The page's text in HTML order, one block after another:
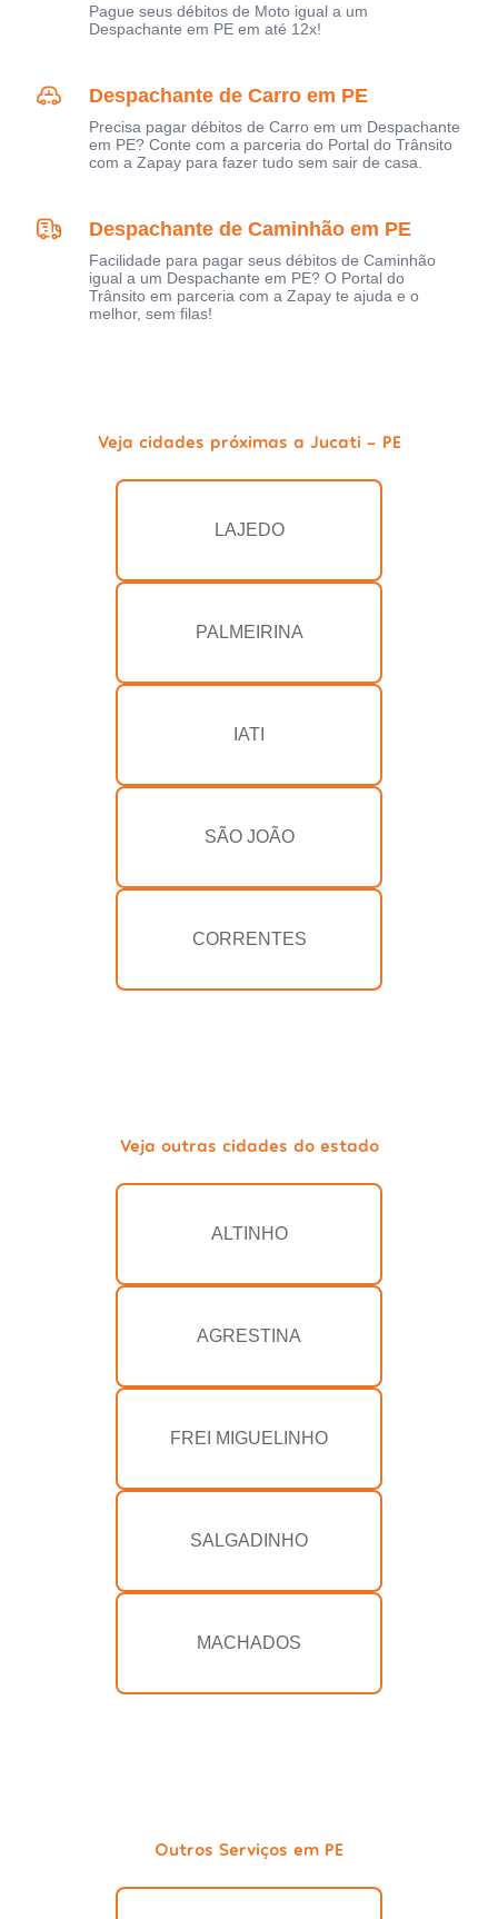
Pague seus débitos de Moto igual a um
Despachante em PE em até 12x!
Despachante de Carro em PE
Precisa pagar débitos de Carro em um Despachante
em PE? Conte com a parceria do Portal do Trânsito
com a Zapay para fazer tudo sem sair de casa.
Despachante de Caminhão em PE
Facilidade para pagar seus débitos de Caminhão
igual a um Despachante em PE? O Portal do
Trânsito em parceria com a Zapay te ajuda e o
melhor, sem filas!
Veja cidades próximas a Jucati - PE
LAJEDO
PALMEIRINA
IATI
SÃO JOÃO
CORRENTES
Veja outras cidades do estado
ALTINHO
AGRESTINA
FREI MIGUELINHO
SALGADINHO
MACHADOS
Outros Serviços em PE